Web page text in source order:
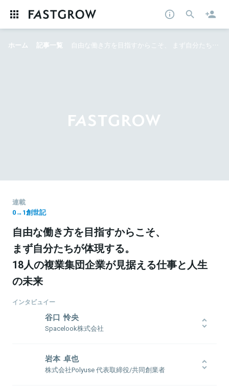
ホーム 記事一覧 自由な働き方を目指すからこそ、 まず自分たちが体現する。 18人の複業集団企業が見据える仕事と人生の未来
連載
0→1創世記
自由な働き方を目指すからこそ、
まず自分たちが体現する。
18人の複業集団企業が見据える仕事と人生
の未来
インタビュイー
谷口 怜央
Spacelook株式会社
プ日本美食にて半年間フルコミットインターン、2017年6月
Spacelook株式会社設立。同社ではPR・ファイナンス・アライアン
スなどの役割を行い、Spacelook流の組織運営での気付きを基に事
岩本 卓也
株式会社Polyuse 代表取締役/共同創業者